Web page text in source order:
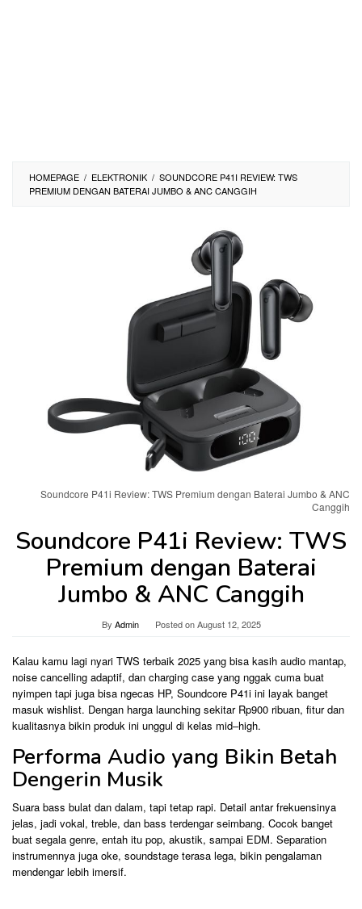
HOMEPAGE / ELEKTRONIK / SOUNDCORE P41I REVIEW: TWS
PREMIUM DENGAN BATERAI JUMBO & ANC CANGGIH
Soundcore P41i Review: TWS Premium dengan Baterai Jumbo & ANC
Canggih
Soundcore P41i Review: TWS
Premium dengan Baterai
Jumbo & ANC Canggih
By Admin Posted onAugust 12, 2025
Kalau kamu lagi nyari TWS terbaik 2025 yang bisa kasih audio mantap,
noise cancelling adaptif, dan charging case yang nggak cuma buat
nyimpen tapi juga bisa ngecas HP, Soundcore P41i ini layak banget
masuk wishlist. Dengan harga launching sekitar Rp900 ribuan, fitur dan
kualitasnya bikin produk ini unggul di kelas mid–high.
Performa Audio yang Bikin Betah
Dengerin Musik
Suara bass bulat dan dalam, tapi tetap rapi. Detail antar frekuensinya
jelas, jadi vokal, treble, dan bass terdengar seimbang. Cocok banget
buat segala genre, entah itu pop, akustik, sampai EDM. Separation
instrumennya juga oke, soundstage terasa lega, bikin pengalaman
mendengar lebih imersif.